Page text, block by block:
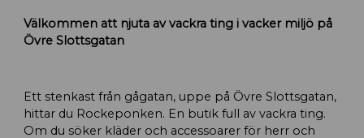
Välkommen att njuta av vackra ting i vacker miljö på
Övre Slottsgatan
Ett stenkast från gågatan, uppe på Övre Slottsgatan,
hittar du Rockeponken. En butik full av vackra ting.
Om du söker kläder och accessoarer för herr och